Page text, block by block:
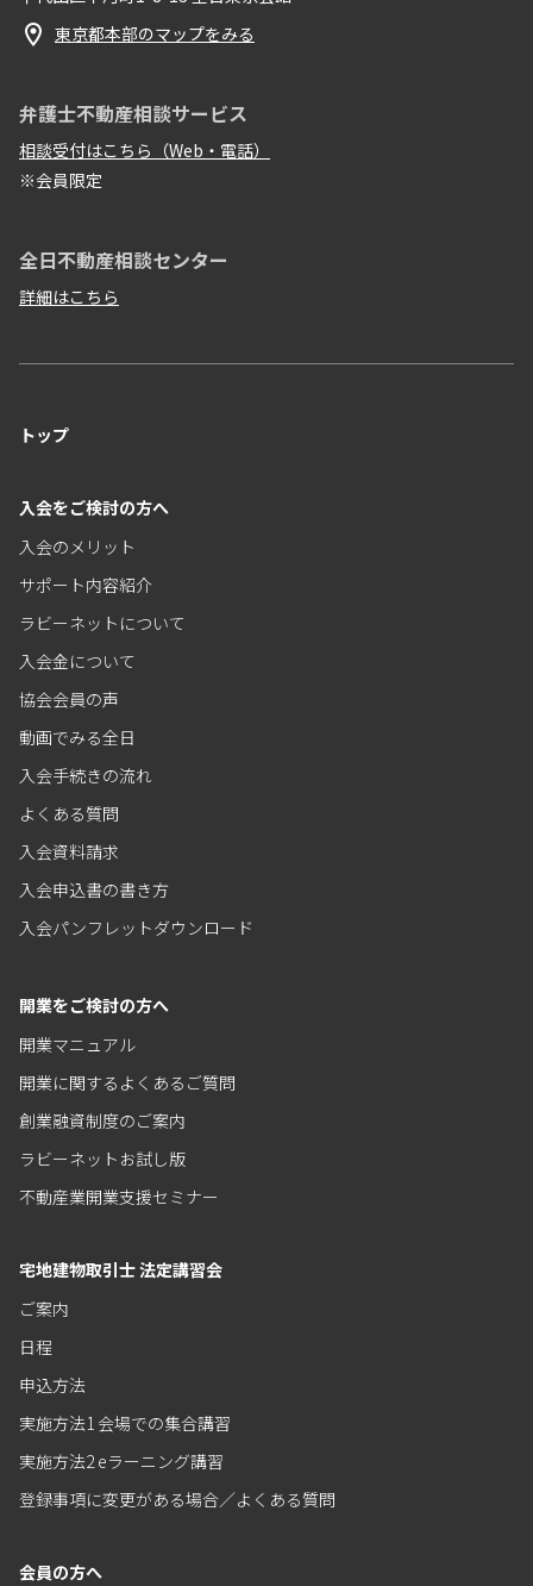
東京都本部のマップをみる
弁護士不動産相談サービス
相談受付はこちら（Web・電話）
※会員限定
全日不動産相談センター
詳細はこちら
トップ
入会をご検討の方へ
入会のメリット
サポート内容紹介
ラビーネットについて
入会金について
協会会員の声
動画でみる全日
入会手続きの流れ
よくある質問
入会資料請求
入会申込書の書き方
入会パンフレットダウンロード
開業をご検討の方へ
開業マニュアル
開業に関するよくあるご質問
創業融資制度のご案内
ラビーネットお試し版
不動産業開業支援セミナー
宅地建物取引士 法定講習会
ご案内
日程
申込方法
実施方法1 会場での集合講習
実施方法2 eラーニング講習
登録事項に変更がある場合／よくある質問
会員の方へ